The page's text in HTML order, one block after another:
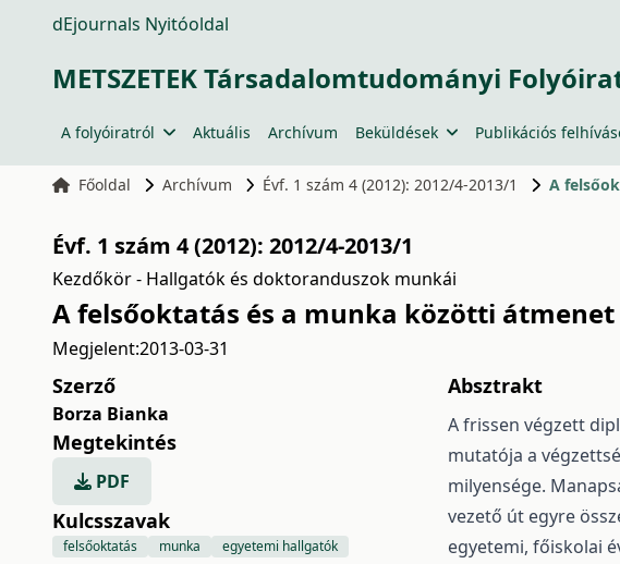
dEjournals Nyitóoldal
METSZETEK Társadalomtudományi
A folyóiratról Aktuális Archívum Beküldések Publikációs
Főoldal Archívum Évf. 1 szám 4 (2012): 2012/4-2013/1 A
Évf. 1 szám 4 (2012): 2012/4-2013/1
Kezdőkör - Hallgatók és doktoranduszok munkái
A felsőoktatás és a munka közötti átmenet
Megjelent:2013-03-31
Szerző
Borza Bianka
Megtekintés
PDF
Kulcsszavak
felsőoktatás munka egyetemi hallgatók
Absztrakt
A frissen végzett
mutatója a
milyensége.
vezető út egyre
egyetemi, főiskolai